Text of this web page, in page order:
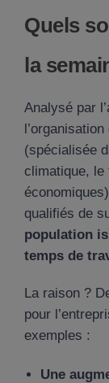
Quels
la
Analysé par
(spécialisée
climatique, le
qualifiés de
population
temps de
La raison ?
pour
exemples :
Une